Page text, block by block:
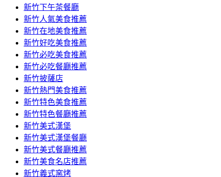
新竹下午茶餐廳
新竹人氣美食推薦
新竹在地美食推薦
新竹好吃美食推薦
新竹必吃美食推薦
新竹必吃餐廳推薦
新竹披薩店
新竹熱門美食推薦
新竹特色美食推薦
新竹特色餐廳推薦
新竹美式漢堡
新竹美式漢堡餐廳
新竹美式餐廳推薦
新竹美食名店推薦
新竹義式窯烤